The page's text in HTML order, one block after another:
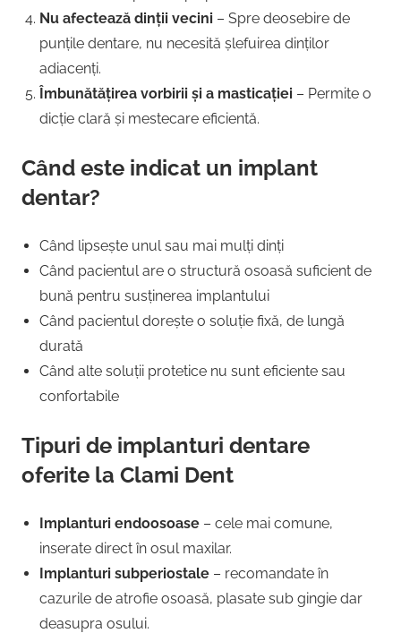
Nu afectează dinții vecini – Spre deosebire de
punțile dentare, nu necesită șlefuirea dinților
adiacenți.
Îmbunătățirea vorbirii și a masticației – Permite o
dicție clară și mestecare eficientă.
Când este indicat un implant
dentar?
Când lipsește unul sau mai mulți dinți
Când pacientul are o structură osoasă suficient de
bună pentru susținerea implantului
Când pacientul dorește o soluție fixă, de lungă
durată
Când alte soluții protetice nu sunt eficiente sau
confortabile
Tipuri de implanturi dentare
oferite la Clami Dent
Implanturi endoosoase – cele mai comune,
inserate direct în osul maxilar.
Implanturi subperiostale – recomandate în
cazurile de atrofie osoasă, plasate sub gingie dar
deasupra osului.